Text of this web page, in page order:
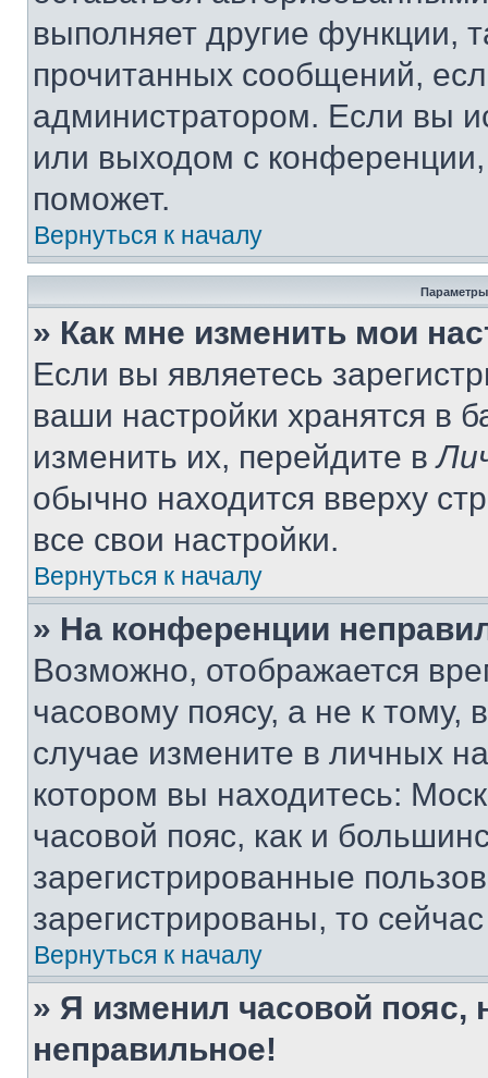
выполняет другие функции,
прочитанных сообщений,
администратором. Если вы
или выходом с
поможет.
Вернуться к началу
Параметры
» Как мне изменить мои
Если вы являетесь
ваши настройки хранятся в
изменить их, перейдите в
обычно находится вверху
все свои настройки.
Вернуться к началу
» На конференции
Возможно, отображается
часовому поясу, а не к тому,
случае измените в личных
котором вы находитесь:
часовой пояс, как и
зарегистрированные
зарегистрированы, то
Вернуться к началу
» Я изменил часовой пояс,
неправильное!